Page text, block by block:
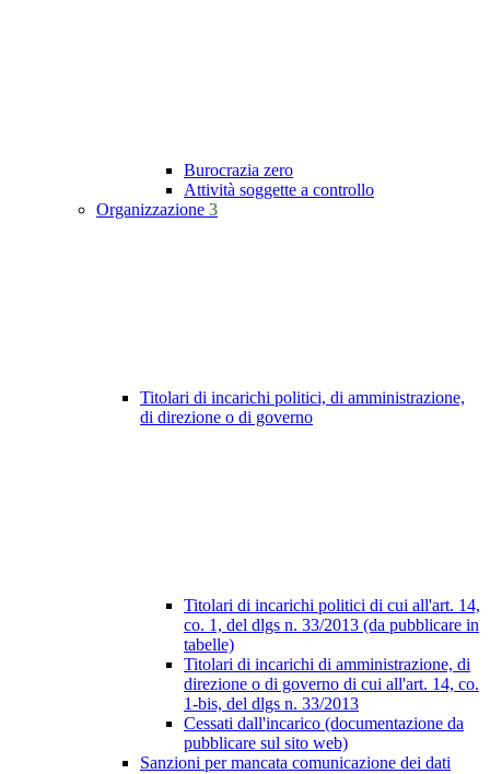
Burocrazia zero
Attività soggette a controllo
Organizzazione 3
Titolari di incarichi politici, di amministrazione,
di direzione o di governo
Titolari di incarichi politici di cui all'art. 14,
co. 1, del dlgs n. 33/2013 (da pubblicare in
tabelle)
Titolari di incarichi di amministrazione, di
direzione o di governo di cui all'art. 14, co.
1-bis, del dlgs n. 33/2013
Cessati dall'incarico (documentazione da
pubblicare sul sito web)
Sanzioni per mancata comunicazione dei dati